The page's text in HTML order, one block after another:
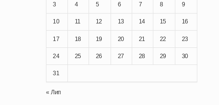
3 4 5 6 7 8 9
10 11 12 13 14 15 16
17 18 19 20 21 22 23
24 25 26 27 28 29 30
31
« Лип